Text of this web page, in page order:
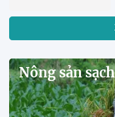
Nông sản sạch